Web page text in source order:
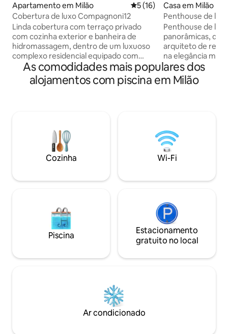
Apartamento em Milão Classificação média de 5
5 (16)
Cobertura de luxo Compagnoni12
Linda cobertura com terraço privado
com cozinha exterior e banheira de
hidromassagem, dentro de um luxuoso
complexo residencial equipado com
piscina, ginásio, spa e estacionamento
privado. O apartamento muito moderno
equipado com todos os confortos, é
mobilado com mobiliário de designer e
pinturas de arte pop. O terraço para uso
exclusivo está equipado com um solário,
uma cozinha exterior, uma banheira de
Casa em Milão
Penthouse de
Estacionamento
Penthouse de
panorâmicas,
arquiteto de
na elegância
espaços de estar,
requintada,
com banheira de
closet. Ideal para casais e executivos que
procuram
experiência
centro da cidade. Todos os tipos de
As comodidades mais populares dos
alojamentos com piscina em Milão
Cozinha Wi-Fi
Piscina
Estacionamento
gratuito no local
Ar condicionado